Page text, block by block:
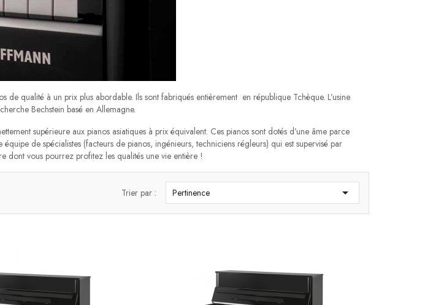
qualité à un prix plus abordable. Ils sont fabriqués entièrement en république Tchèque. L’usine
Bechstein basé en Allemagne.
supérieure aux pianos asiatiques à prix équivalent. Ces pianos sont dotés d’une âme parce
de spécialistes (facteurs de pianos, ingénieurs, techniciens régleurs) qui est supervisé par
dont vous pourrez profitez les qualités une vie entière !
Trier par : Pertinence 